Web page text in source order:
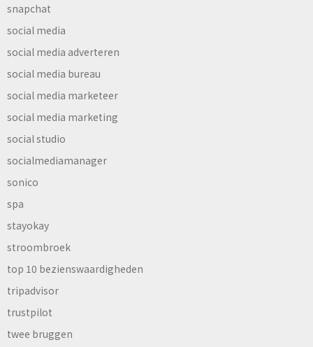
snapchat
social media
social media adverteren
social media bureau
social media marketeer
social media marketing
social studio
socialmediamanager
sonico
spa
stayokay
stroombroek
top 10 bezienswaardigheden
tripadvisor
trustpilot
twee bruggen